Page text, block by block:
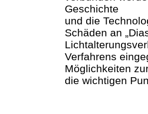
Geschichte
und die
Schäden an
Verfahrens
Möglichkeiten
die wichtigen